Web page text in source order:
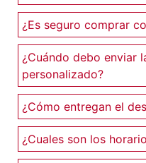
¿Es seguro comprar
¿Cuándo debo enviar
personalizado?
¿Cómo entregan el
¿Cuales son los